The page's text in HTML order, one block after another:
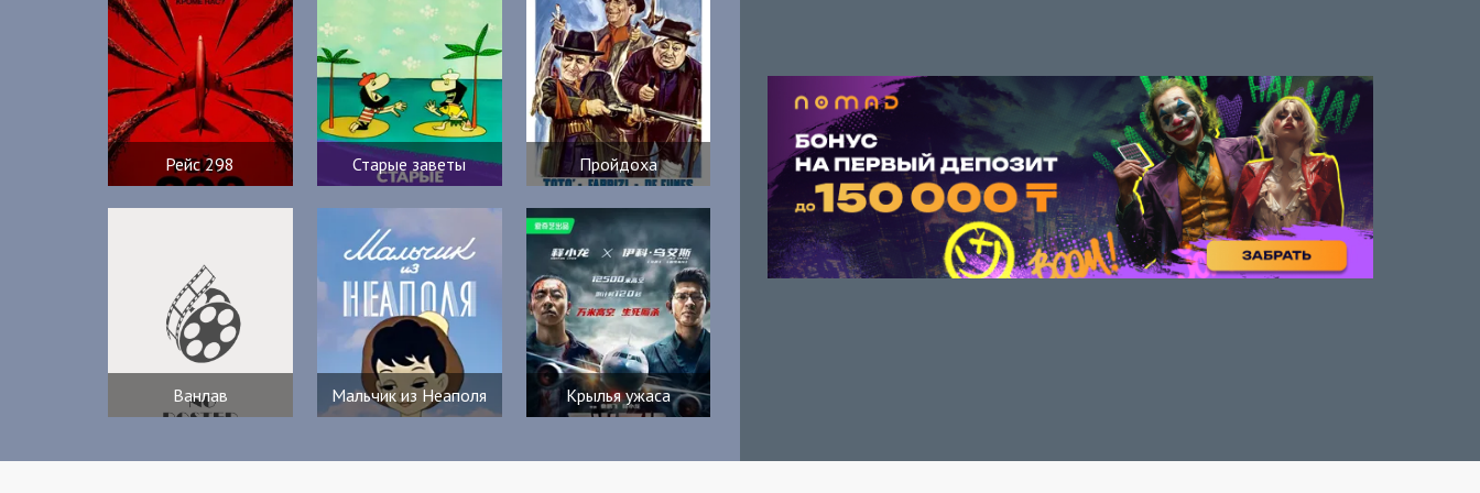
Рейс 298 Старые заветы Пройдоха
Ванлав Мальчик из Неаполя Крылья ужаса